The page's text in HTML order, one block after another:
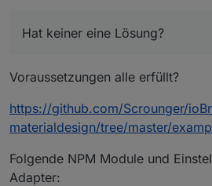
Hat keiner eine Lösung?
Voraussetzungen alle erfüllt?
https://github.com/Scrounger/
materialdesign/tree/master/
Folgende NPM Module und
Adapter: